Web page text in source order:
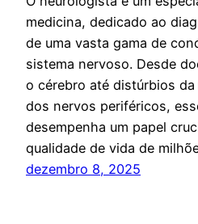
medicina, dedicado ao
de uma vasta gama de
sistema nervoso. Desde
o cérebro até distúrbios
dos nervos periféricos,
desempenha um papel
qualidade de vida de
dezembro 8, 2025